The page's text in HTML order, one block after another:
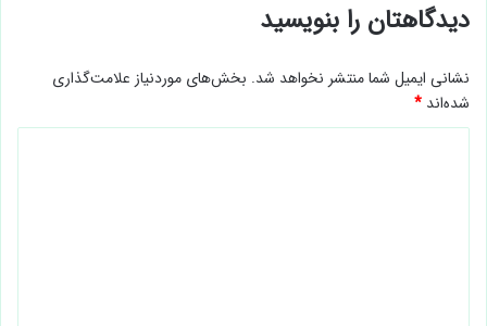
دیدگاهتان را بنویسید
نشانی ایمیل شما منتشر نخواهد شد. بخش‌های موردنیاز علامت‌گذاری
شده‌اند *